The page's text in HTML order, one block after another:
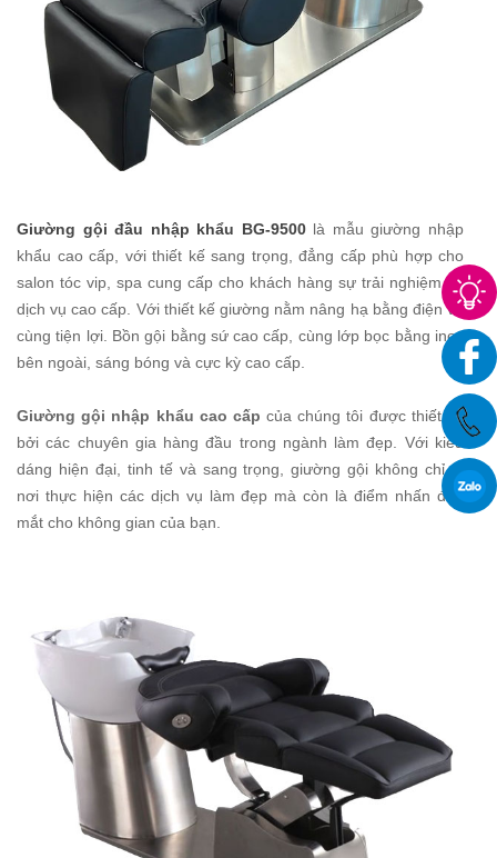
Giường gội đầu nhập khẩu BG-9500 là mẫu giường nhập
khẩu cao cấp, với thiết kế sang trọng, đẳng cấp phù hợp cho
salon tóc vip, spa cung cấp cho khách hàng sự trải nghiệm và
dịch vụ cao cấp. Với thiết kế giường nằm nâng hạ bằng điện vô
cùng tiện lợi. Bồn gội bằng sứ cao cấp, cùng lớp bọc bằng inox
bên ngoài, sáng bóng và cực kỳ cao cấp.
Giường gội nhập khẩu cao cấp của chúng tôi được thiết kế
bởi các chuyên gia hàng đầu trong ngành làm đẹp. Với kiểu
dáng hiện đại, tinh tế và sang trọng, giường gội không chỉ là
nơi thực hiện các dịch vụ làm đẹp mà còn là điểm nhấn đẹp
mắt cho không gian của bạn.